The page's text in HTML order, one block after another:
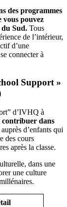
des programmes
vous pouvez
Sud. Tous
de l’intérieur,
d’une
connecter à
Support »
d’IVHQ à
contribuer dans
auprès d’enfants qui
des cours
après la classe.
dans une
une culture